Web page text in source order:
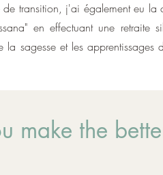
transition, j'ai également eu
en effectuant une retraite
sagesse et les apprentissages
make the